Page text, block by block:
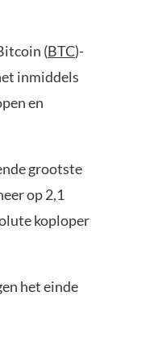
(BTC)-
inmiddels
en
grootste
op 2,1
koploper
het einde